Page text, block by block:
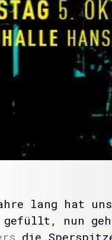
lang hat
gefüllt, nun
die